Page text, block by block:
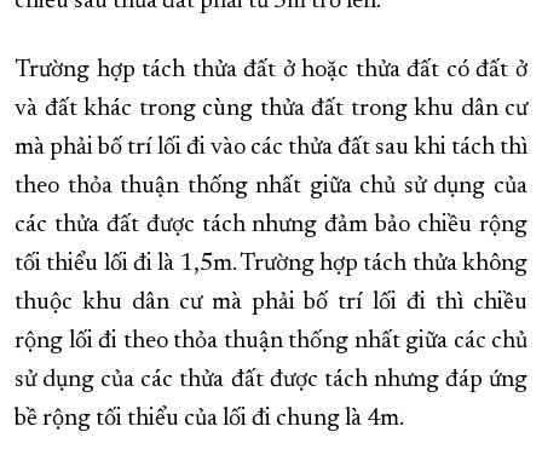
Trường hợp tách thửa đất ở hoặc thửa đất có đất ở
và đất khác trong cùng thửa đất trong khu dân cư
mà phải bố trí lối đi vào các thửa đất sau khi tách thì
theo thỏa thuận thống nhất giữa chủ sử dụng của
các thửa đất được tách nhưng đảm bảo chiều rộng
tối thiểu lối đi là 1,5m. Trường hợp tách thửa không
thuộc khu dân cư mà phải bố trí lối đi thì chiều
rộng lối đi theo thỏa thuận thống nhất giữa các chủ
sử dụng của các thửa đất được tách nhưng đáp ứng
bề rộng tối thiểu của lối đi chung là 4m.